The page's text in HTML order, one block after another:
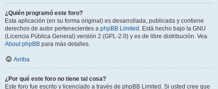
¿Quién programó este foro?
Esta aplicación (en su forma original) es desarrollada, publicada y contiene
derechos de autor pertenecientes a phpBB Limited . Está hecho bajo la GNU
(Licencia Pública General) versión 2 (GPL-2.0) y es de libre distribución. Vea
About phpBB para más detalles.
Arriba
¿Por qué este foro no tiene tal cosa?
Este foro fue escrito y licenciado a través de phpBB Limited. Si usted cree que